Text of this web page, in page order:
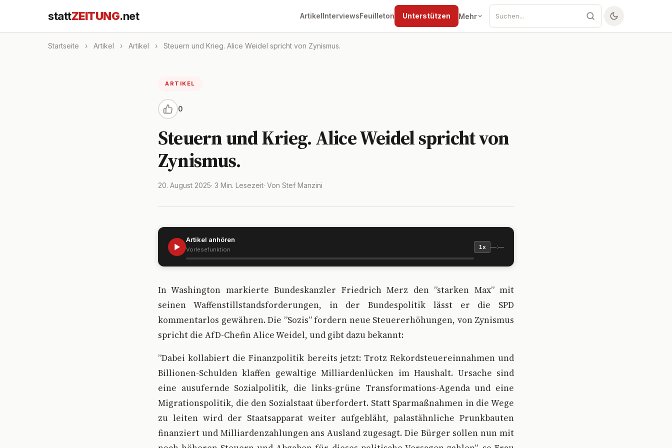
stattZEITUNG.net ArtikelInterviewsFeuilleton Unterstützen Mehr
Startseite › Artikel › Artikel › Steuern und Krieg. Alice Weidel spricht von Zynismus.
ARTIKEL
0
Steuern und Krieg. Alice Weidel spricht von
Zynismus.
20. August 2025· 3 Min. Lesezeit· Von Stef Manzini
▶
Artikel anhören
Vorlesefunktion 1x —:—
In Washington markierte Bundeskanzler Friedrich Merz den ”starken Max” mit
seinen Waffenstillstandsforderungen, in der Bundespolitik lässt er die SPD
kommentarlos gewähren. Die ”Sozis” fordern neue Steuererhöhungen, von Zynismus
spricht die AfD-Chefin Alice Weidel, und gibt dazu bekannt:
”Dabei kollabiert die Finanzpolitik bereits jetzt: Trotz Rekordsteuereinnahmen und
Billionen-Schulden klaffen gewaltige Milliardenlücken im Haushalt. Ursache sind
eine ausufernde Sozialpolitik, die links-grüne Transformations-Agenda und eine
Migrationspolitik, die den Sozialstaat überfordert. Statt Sparmaßnahmen in die Wege
zu leiten wird der Staatsapparat weiter aufgebläht, palastähnliche Prunkbauten
finanziert und Milliardenzahlungen ans Ausland zugesagt. Die Bürger sollen nun mit